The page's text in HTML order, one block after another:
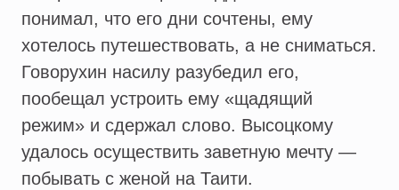
понимал, что его дни сочтены, ему
хотелось путешествовать, а не сниматься.
Говорухин насилу разубедил его,
пообещал устроить ему «щадящий
режим» и сдержал слово. Высоцкому
удалось осуществить заветную мечту —
побывать с женой на Таити.